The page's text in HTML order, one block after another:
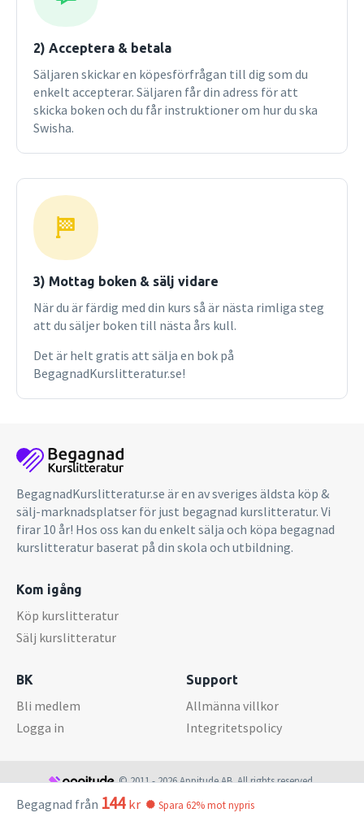
ändringarna från senare år rör aktiva åtgärder för att
motverka diskriminering och främja likabehandling.
Föregående upplagor har använts som kurslitteratur vid
kunna komma till nytta även fördem som i sin
yrkesutövning har behov av att raskt orientera sig i det
omfattande arbetsrättsliga materialet.
2) Acceptera & betala
Säljaren skickar en köpesförfrågan till dig som du
enkelt accepterar. Säljaren får din adress för att
skicka boken och du får instruktioner om hur du ska
Swisha.
3) Mottag boken & sälj vidare
När du är färdig med din kurs så är nästa rimliga steg
att du säljer boken till nästa års kull.
Det är helt gratis att sälja en bok på
BegagnadKurslitteratur.se!
Begagnad från 144kr Spara 62% mot nypris
BegagnadKurslitteratur.se är en av sveriges äldsta köp &
sälj-marknadsplatser för just begagnad kurslitteratur. Vi
firar 10 år! Hos oss kan du enkelt sälja och köpa begagnad
kurslitteratur baserat på din skola och utbildning.
Kom igång
Köp kurslitteratur
Sälj kurslitteratur
BK
Bli medlem
Logga in
Support
Allmänna villkor
Integritetspolicy
© 2011 - 2026 Appitude AB. All rights reserved.